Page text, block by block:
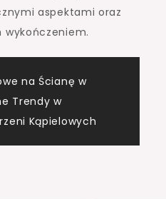
aspektami oraz
wykończeniem.
na Ścianę w
Trendy w
Kąpielowych